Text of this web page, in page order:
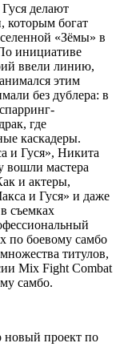
делают
которым богат
«Зёмы» в
инициативе
ввели линию,
этим
без дублера: в
где
каскадеры.
и Гуся», Никита
вошли мастера
и актеры,
и Гуся» и даже
съемках
по боевому самбо
титулов,
Mix Fight Combat
самбо.
новый проект по